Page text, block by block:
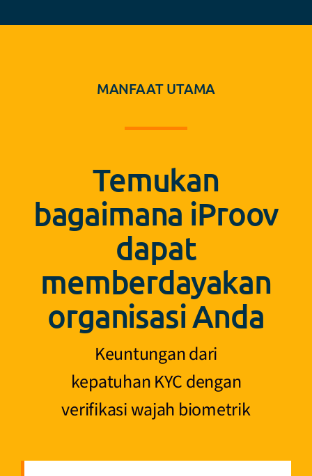
MANFAAT UTAMA
Temukan
bagaimana iProov
dapat
memberdayakan
organisasi Anda
Keuntungan dari
kepatuhan KYC dengan
verifikasi wajah biometrik